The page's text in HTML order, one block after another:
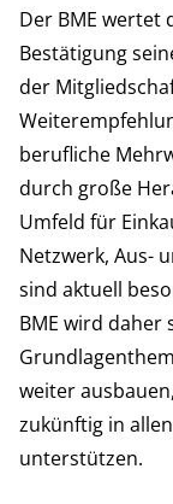
Der BME wertet
Bestätigung
der
berufliche
durch große
Umfeld für
Netzwerk, Aus-
sind aktuell
BME wird daher
weiter
zukünftig in
unterstützen.